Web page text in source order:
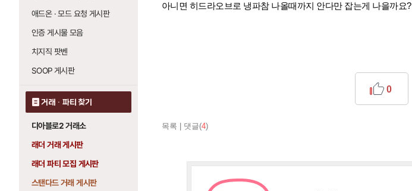
애드온 · 모드 요청 게시판
인증 게시물 모음
치지직 팟벤
SOOP 게시판
거래 · 파티 찾기
디아블로2 거래소
래더 거래 게시판
래더 파티 모집 게시판
스탠다드 거래 게시판
아니면 히드라오브로 냉파참 나올때까지 안다만 잡는게 나을까요?
목록 댓글(4)
0